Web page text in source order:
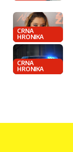
CRNA
HRONIKA
CRNA
HRONIKA